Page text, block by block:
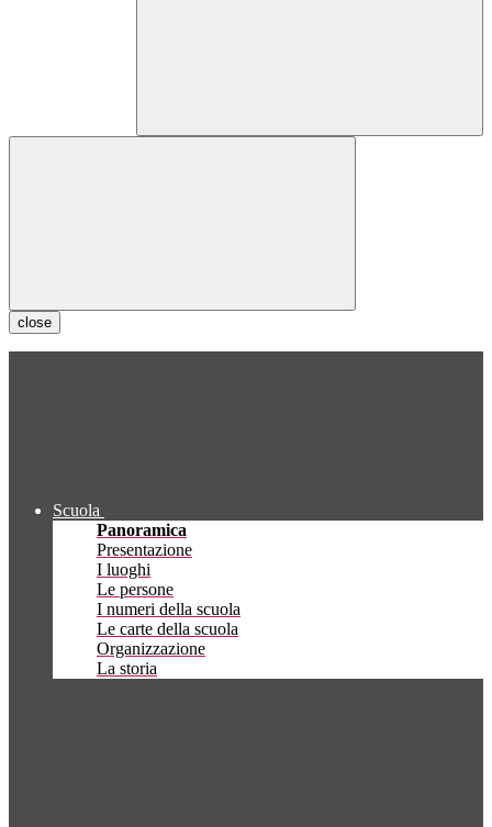
close
Scuola
Panoramica
Presentazione
I luoghi
Le persone
I numeri della scuola
Le carte della scuola
Organizzazione
La storia